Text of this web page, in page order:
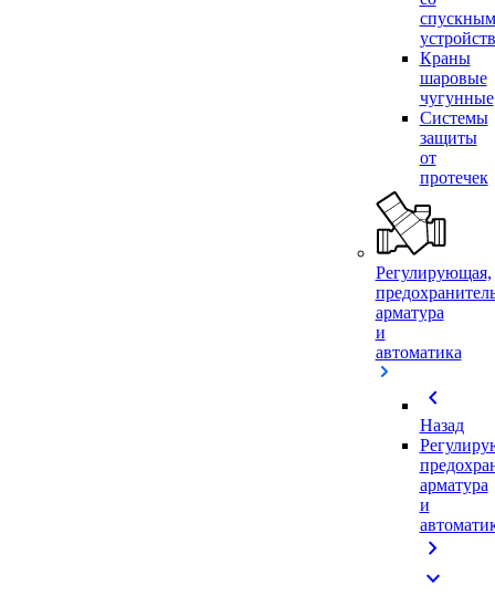
спускным
Краны
шаровые
чугунные
Системы
защиты
от
протечек
Регулирующая,
арматура
и
автоматика
chevron_left
Назад
арматура
и
chevron_right
expand_more